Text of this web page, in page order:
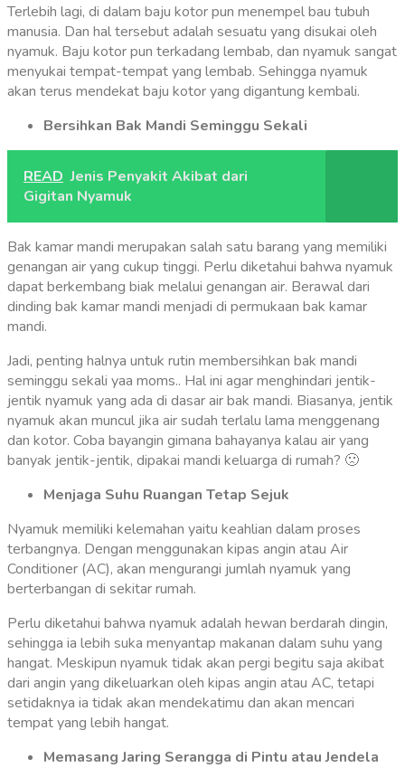
Terlebih lagi, di dalam baju kotor pun menempel bau tubuh
manusia. Dan hal tersebut adalah sesuatu yang disukai oleh
nyamuk. Baju kotor pun terkadang lembab, dan nyamuk sangat
menyukai tempat-tempat yang lembab. Sehingga nyamuk
akan terus mendekat baju kotor yang digantung kembali.
Bersihkan Bak Mandi Seminggu Sekali
READ Jenis Penyakit Akibat dari
Gigitan Nyamuk
Bak kamar mandi merupakan salah satu barang yang memiliki
genangan air yang cukup tinggi. Perlu diketahui bahwa nyamuk
dapat berkembang biak melalui genangan air. Berawal dari
dinding bak kamar mandi menjadi di permukaan bak kamar
mandi.
Jadi, penting halnya untuk rutin membersihkan bak mandi
seminggu sekali yaa moms.. Hal ini agar menghindari jentik-
jentik nyamuk yang ada di dasar air bak mandi. Biasanya, jentik
nyamuk akan muncul jika air sudah terlalu lama menggenang
dan kotor. Coba bayangin gimana bahayanya kalau air yang
banyak jentik-jentik, dipakai mandi keluarga di rumah? 🙁
Menjaga Suhu Ruangan Tetap Sejuk
Nyamuk memiliki kelemahan yaitu keahlian dalam proses
terbangnya. Dengan menggunakan kipas angin atau Air
Conditioner (AC), akan mengurangi jumlah nyamuk yang
berterbangan di sekitar rumah.
Perlu diketahui bahwa nyamuk adalah hewan berdarah dingin,
sehingga ia lebih suka menyantap makanan dalam suhu yang
hangat. Meskipun nyamuk tidak akan pergi begitu saja akibat
dari angin yang dikeluarkan oleh kipas angin atau AC, tetapi
setidaknya ia tidak akan mendekatimu dan akan mencari
tempat yang lebih hangat.
Memasang Jaring Serangga di Pintu atau Jendela